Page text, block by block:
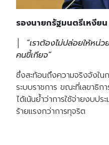
รองนายกรัฐมนตรีเหงีย
“เราต้องไม่ปล่อยให้หน่
คนขี้เกียจ”
ซึ่งสะท้อนถึงความจริงจังใน
ระบบราชการ ขณะที่เลขาธิ
ได้เน้นย้ำว่าการใช้จ่ายงบป
ร้ายแรงกว่าการทุจริต